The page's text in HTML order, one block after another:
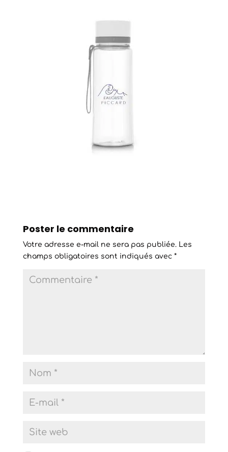
Poster le commentaire
Votre adresse e-mail ne sera pas publiée. Les
champs obligatoires sont indiqués avec *